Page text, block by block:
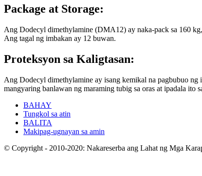
Package at Storage:
Ang Dodecyl dimethylamine (DMA12) ay naka-pack sa 160
Ang tagal ng imbakan ay 12 buwan.
Proteksyon sa Kaligtasan:
Ang Dodecyl dimethylamine ay isang kemikal na pagbubuo
mangyaring banlawan ng maraming tubig sa oras at ipadala ito
BAHAY
Tungkol sa atin
BALITA
Makipag-ugnayan sa amin
© Copyright - 2010-2020: Nakareserba ang Lahat ng Mga